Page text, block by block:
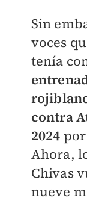
Sin
voces
tenía
contra
2024
Ahora,
Chivas
nueve